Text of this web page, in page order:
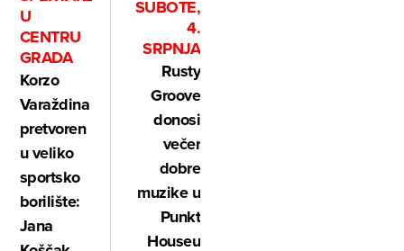
U
CENTRU
GRADA
Korzo
Varaždina
pretvoren
u veliko
sportsko
borilište:
Jana
SUBOTE,
4.
SRPNJA
Rusty
Groove
donosi
večer
dobre
muzike u
Punkt
Houseu